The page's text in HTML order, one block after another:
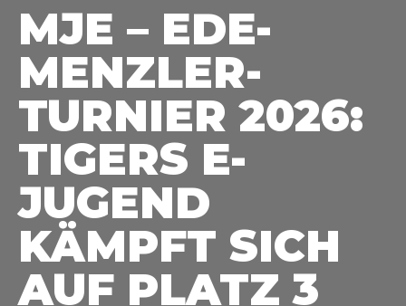
MJE – EDE-
MENZLER-
TURNIER 2026:
TIGERS E-
JUGEND
KÄMPFT SICH
AUF PLATZ 3